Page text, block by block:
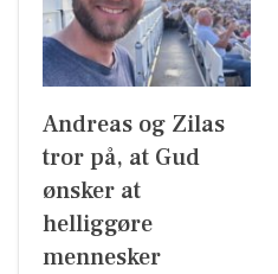
Andreas og Zilas
tror på, at Gud
ønsker at
helliggøre
mennesker